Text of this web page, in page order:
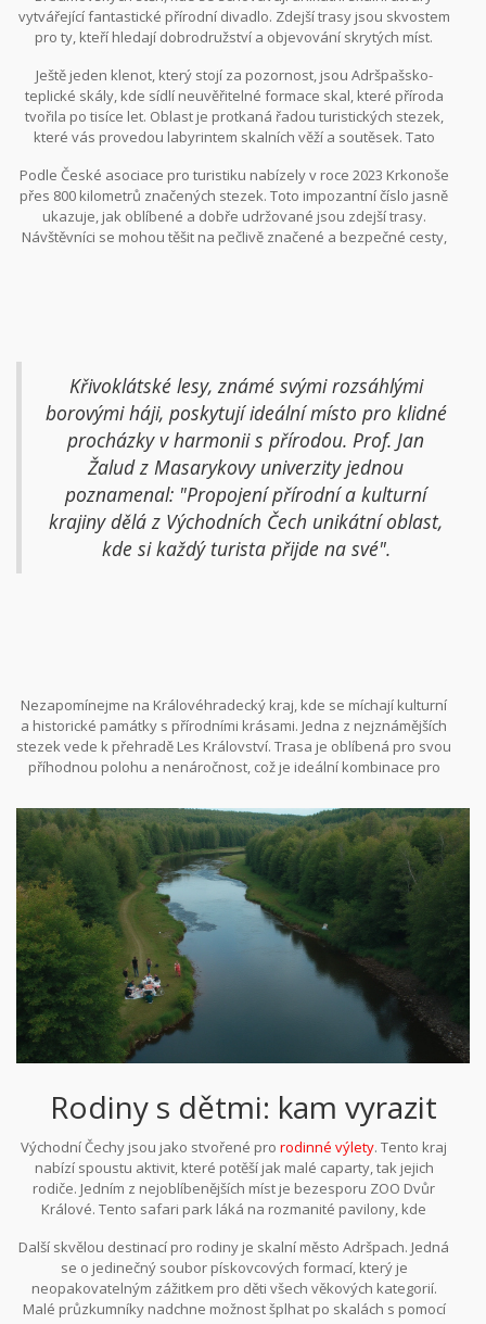
prozkoumávat okolní lesy a horské bystřiny, které nabízejí klid a
pohodu.
vytvářející fantastické přírodní divadlo. Zdejší trasy jsou skvostem
pro ty, kteří hledají dobrodružství a objevování skrytých míst.
vyhlídky Hvězda, odkud se před vámi rozprostřou nekonečné
výhledy na krajinu.
Ještě jeden klenot, který stojí za pozornost, jsou Adršpašsko-
teplické skály, kde sídlí neuvěřitelné formace skal, které příroda
tvořila po tisíce let. Oblast je protkaná řadou turistických stezek,
které vás provedou labyrintem skalních věží a soutěsek. Tato
jejich kouzlo inspiruje fantazii. Pro místní i návštěvníky jsou tyto
trasy důkazem, žepříroda veVýchodních Čecháchmá co
nabídnout pro každého.
Podle České asociace pro turistiku nabízely v roce 2023 Krkonoše
přes 800 kilometrů značených stezek. Toto impozantní číslo jasně
ukazuje, jak oblíbené a dobře udržované jsou zdejší trasy.
Návštěvníci se mohou těšit na pečlivě značené a bezpečné cesty,
Křivoklátské lesy, známé svými rozsáhlými
borovými háji, poskytují ideální místo pro klidné
procházky v harmonii s přírodou. Prof. Jan
Žalud z Masarykovy univerzity jednou
poznamenal: "Propojení přírodní a kulturní
krajiny dělá z Východních Čech unikátní oblast,
kde si každý turista přijde na své".
Nezapomínejme na Královéhradecký kraj, kde se míchají kulturní
a historické památky s přírodními krásami. Jedna z nejznámějších
stezek vede k přehradě Les Království. Trasa je oblíbená pro svou
příhodnou polohu a nenáročnost, což je ideální kombinace pro
frekventovaným trasám a poznat tak místa, která nejsou ještě
tolik prozkoumána.
Rodiny s dětmi: kam vyrazit
Východní Čechy jsou jako stvořené prorodinné výlety. Tento kraj
nabízí spoustu aktivit, které potěší jak malé caparty, tak jejich
rodiče. Jedním z nejoblíbenějších míst je bezesporu ZOO Dvůr
Králové. Tento safari park láká na rozmanité pavilony, kde
zblízka skrze různé vzdělávací programy. Děti často fascinují
místa, kde se mohou přímo setkat se zvířaty a naučit se něco
nového zábavnou formou.
Další skvělou destinací pro rodiny je skalní město Adršpach. Jedná
se o jedinečný soubor pískovcových formací, který je
neopakovatelným zážitkem pro děti všech věkových kategorií.
Malé průzkumníky nadchne možnost šplhat po skalách s pomocí